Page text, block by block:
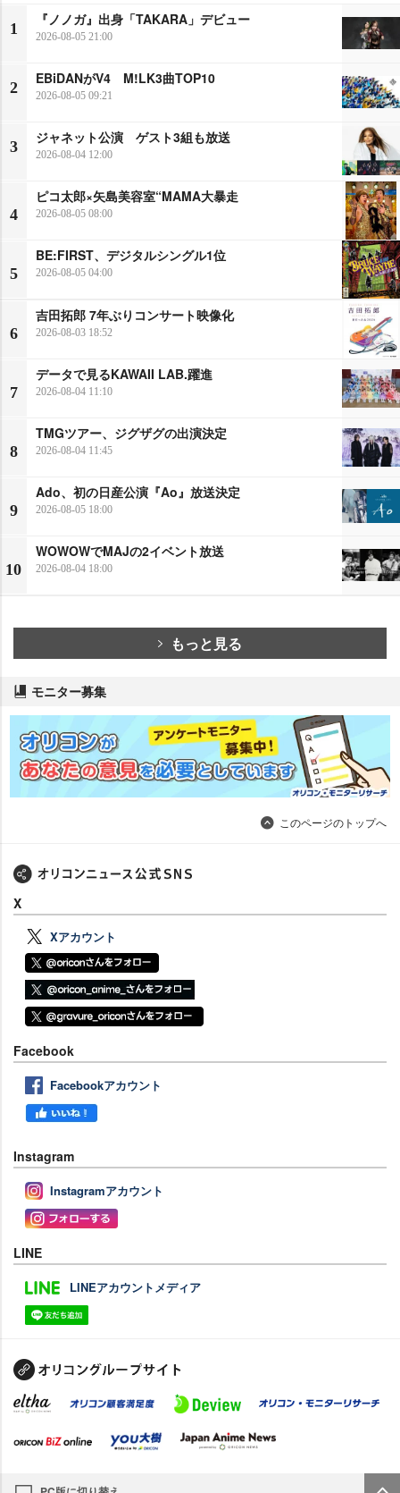
1
『ノノガ』出身「TAKARA」デビュー
2026-08-05 21:00
2
EBiDANがV4 M!LK3曲TOP10
2026-08-05 09:21
3
ジャネット公演 ゲスト3組も放送
2026-08-04 12:00
4
ピコ太郎×矢島美容室“MAMA大暴走
2026-08-05 08:00
5
BE:FIRST、デジタルシングル1位
2026-08-05 04:00
6
吉田拓郎 7年ぶりコンサート映像化
2026-08-03 18:52
7
データで見るKAWAII LAB.躍進
2026-08-04 11:10
8
TMGツアー、ジグザグの出演決定
2026-08-04 11:45
9
Ado、初の日産公演『Ao』放送決定
2026-08-05 18:00
10
WOWOWでMAJの2イベント放送
2026-08-04 18:00
もっと見る
モニター募集
このページのトップへ
X
Xアカウント
Facebook
Facebookアカウント
Instagram
Instagramアカウント
LINE
LINEアカウントメディア